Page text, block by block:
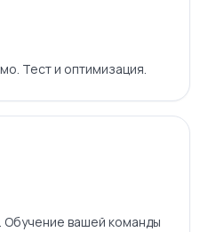
Тест и оптимизация.
Обучение вашей команды